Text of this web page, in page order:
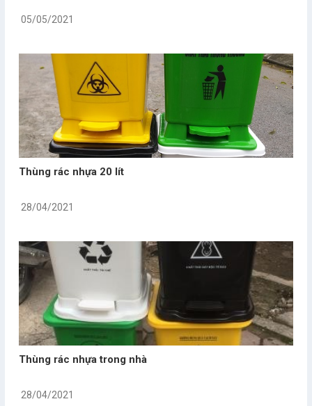
05/05/2021
Thùng rác nhựa 20 lít
28/04/2021
Thùng rác nhựa trong nhà
28/04/2021